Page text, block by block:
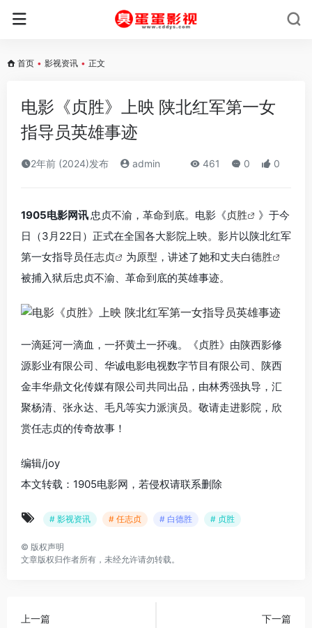
首页 • 影视资讯 • 正文
电影《贞胜》上映 陕北红军第一女
指导员英雄事迹
2年前 (2024)发布 admin 461 0 0
1905电影网讯忠贞不渝，革命到底。电影《贞胜
》于今
日（3月22日）正式在全国各大影院上映。影片以陕北红军
第一女指导员任志贞 为原型，讲述了她和丈夫白德胜
被捕入狱后忠贞不渝、革命到底的英雄事迹。
一滴延河一滴血，一抔黄土一抔魂。《贞胜》由陕西影修
源影业有限公司、华诚电影电视数字节目有限公司、陕西
金丰华鼎文化传媒有限公司共同出品，由林秀强执导，汇
聚杨清、张永达、毛凡等实力派演员。敬请走进影院，欣
赏任志贞的传奇故事！
编辑/joy
本文转载：1905电影网，若侵权请联系删除
# 影视资讯 # 任志贞 # 白德胜 # 贞胜
© 版权声明
文章版权归作者所有，未经允许请勿转载。
上一篇 下一篇